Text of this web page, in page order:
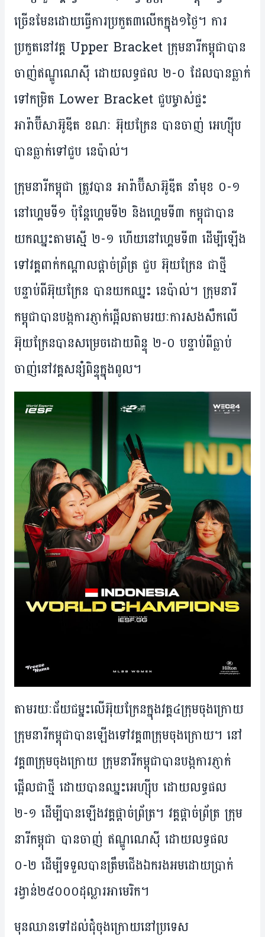
ច្រើន​មែន​ដោយ​ធ្វើ​ការ​ប្រកួត​៣​លើក​ក្នុង​១​ថ្ងៃ។ ការ​
ប្រកួត​នៅ​វគ្គ Upper Bracket ក្រុម​នារី​កម្ពុជា​បាន​
ចាញ់​ឥណ្ឌូណេស៊ី ដោយ​លទ្ធផល ២-០ ដែល​បាន​ធ្លាក់​
ទៅ​កម្រិត Lower Bracket ជួប​ម្ចាស់​ផ្ទះ​
អារ៉ាប៊ីសាអ៊ូឌីត ខណៈ​ អ៊ុយក្រែន បាន​ចាញ់ អេហ្ស៊ីប
បាន​ធ្លាក់​ទៅ​ជួប នេប៉ាល់។
ក្រុម​នារី​កម្ពុជា ត្រូវ​បាន​​ អារ៉ាប៊ីសាអ៊ូឌីត នាំ​មុខ ០-១
នៅ​ហ្គេមទី១​ ប៉ុន្តែ​​ហ្គេម​ទី​២ និង​​​ហ្គេមទី​៣​ កម្ពុជា​បាន​
យក​ឈ្នះ​តាម​ស្មើ ២-១ ហើយ​នៅ​ហ្គេម​ទី​៣ ​ដើម្បី​​ឡើង​
ទៅ​វគ្គ​ពាក់​កណ្តាល​ផ្តាច់​ព្រ័ត្រ ជួប អ៊ុយក្រែន ជា​ថ្មី
បន្ទាប់​ពី​អ៊ុយក្រែន បាន​យក​ឈ្នះ នេប៉ាល់។ ក្រុម​នារី​
កម្ពុជា​បាន​បង្ក​ការ​ភ្ញាក់​ផ្អើល​តាម​រយៈ​ការ​សង​សឹក​លើ​
អ៊ុយ​ក្រែន​បាន​សម្រេច​ដោយ​ពិន្ទុ ២-០ បន្ទាប់​ពី​ធ្លាប់​
ចាញ់​នៅ​វគ្គ​សន្សំពិន្ទុ​ក្នុង​ពូល។
តាម​រយៈ​ជ័យជម្នះ​លើ​អ៊ុយក្រែន​ក្នុង​វគ្គ​៤​ក្រុម​ចុង​ក្រោយ
ក្រុម​នារី​កម្ពុជា​បាន​ឡើង​ទៅ​វគ្គ​៣​ក្រុម​ចុង​ក្រោយ​​​។ នៅ​
វគ្គ​៣​ក្រុម​ចុង​ក្រោយ ក្រុម​នារី​កម្ពុជា​បាន​បង្ក​ការ​ភ្ញាក់​
ផ្អើល​ជា​ថ្មី ដោយ​បាន​​ឈ្នះ​អេហ្ស៊ីប​ ដោយ​លទ្ធផល
២-១ ដើម្បី​បាន​ឡើង​វគ្គ​ផ្តាច់​ព្រ័ត្រ។ ​វគ្គ​ផ្តាច់​ព្រ័ត្រ ក្រុម​
នារី​​កម្ពុជា បាន​ចាញ់ ឥណ្ឌូណេស៊ី ដោយ​លទ្ធផល
០-២ ដើម្បី​ទទួល​បាន​ត្រឹម​ជើង​ឯករងអម​ដោយ​ប្រាក់​
រង្វាន់​២៥០០០​ដុល្លារ​អាមេរិក។
មុន​ឈាន​ទៅ​ដល់​ជុំ​ចុង​ក្រោយ​នៅ​ប្រទេស​